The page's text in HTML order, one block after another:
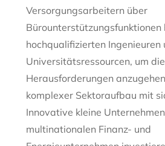
Versorgungsarbeitern über
Bürounterstützungsfunktionen
hochqualifizierten Ingenieuren
Universitätsressourcen, um die
Herausforderungen
komplexer Sektoraufbau mit
Innovative kleine
multinationalen Finanz- und